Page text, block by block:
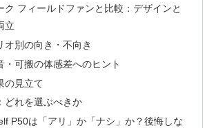
ク フィールドファンと比較：デザインと
立
オ別の向き・不向き
・可搬の体感差へのヒント
の見立て
どれを選ぶべきか
P50は「アリ」か「ナシ」か？後悔しな